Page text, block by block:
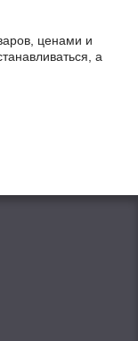
ценами и
а